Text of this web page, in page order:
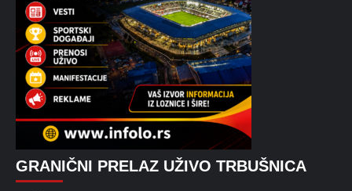
GRANIČNI PRELAZ UŽIVO TRBUŠNICA